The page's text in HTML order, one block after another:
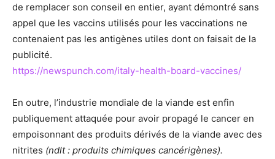
de remplacer son conseil en entier, ayant démontré sans
appel que les vaccins utilisés pour les vaccinations ne
contenaient pas les antigènes utiles dont on faisait de la
publicité.
https://newspunch.com/italy-health-board-vaccines/
En outre, l’industrie mondiale de la viande est enfin
publiquement attaquée pour avoir propagé le cancer en
empoisonnant des produits dérivés de la viande avec des
nitrites (ndlt : produits chimiques cancérigènes).